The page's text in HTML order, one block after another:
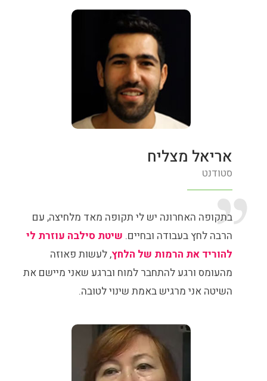
אריאל מצליח
סטודנט
בתקופה האחרונה יש לי תקופה מאד מלחיצה, עם
הרבה לחץ בעבודה ובחיים. שיטת סילבה עוזרת לי
להוריד את הרמות של הלחץ, לעשות פאוזה
מהעומס ורגע להתחבר למוח וברגע שאני מיישם את
השיטה אני מרגיש באמת שינוי לטובה.